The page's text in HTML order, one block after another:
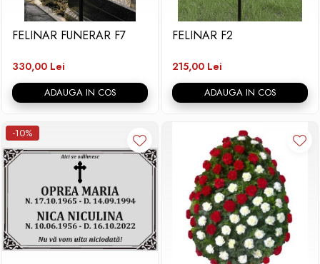
FELINAR FUNERAR F7
330,00 Lei
ADAUGA IN COS
FELINAR F2
215,00 Lei
ADAUGA IN COS
-10%